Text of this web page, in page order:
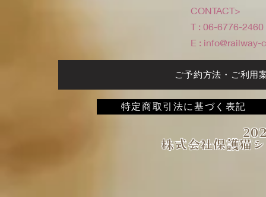
CONTACT>
T : 06-6776-2460
E : info@railway-
ご予約方法・ご利用
特定商取引法に基づく表記
株式会社保護猫